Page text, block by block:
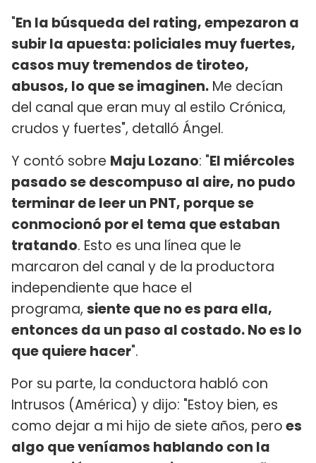
"En la búsqueda del rating, empezaron a
subir la apuesta: policiales muy fuertes,
casos muy tremendos de tiroteo,
abusos, lo que se imaginen. Me decían
del canal que eran muy al estilo Crónica,
crudos y fuertes", detalló Ángel.
Y contó sobre Maju Lozano: "El miércoles
pasado se descompuso al aire, no pudo
terminar de leer un PNT, porque se
conmocionó por el tema que estaban
tratando. Esto es una línea que le
marcaron del canal y de la productora
independiente que hace el
programa, siente que no es para ella,
entonces da un paso al costado. No es lo
que quiere hacer".
Por su parte, la conductora habló con
Intrusos (América) y dijo: "Estoy bien, es
como dejar a mi hijo de siete años, peroes
algo que veníamos hablando con la